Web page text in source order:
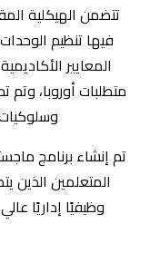
تتضمن الهيكلية
فيها تنظيم
المعايير
متطلبات أوروبا،
المتعلمين الذين
وظيفيًا إداريًا